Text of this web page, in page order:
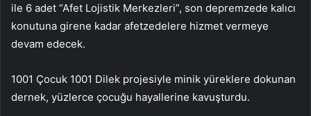
ile 6 adet “Afet Lojistik Merkezleri”, son depremzede kalıcı
konutuna girene kadar afetzedelere hizmet vermeye
devam edecek.
1001 Çocuk 1001 Dilek projesiyle minik yüreklere dokunan
dernek, yüzlerce çocuğu hayallerine kavuşturdu.